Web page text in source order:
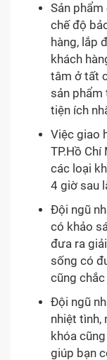
Sản
chế độ
hàng, lắp
khách
tâm ở tất
sản phẩm
tiện ích
Việc giao
TP.Hồ Chí
các loại
4 giờ sau
Đội ngũ
có khảo
đưa ra
sống có
cũng chắc
Đội ngũ
nhiệt tình,
khóa
giúp bạn